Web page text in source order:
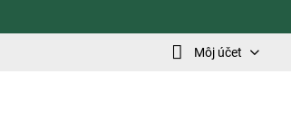
Môj účet